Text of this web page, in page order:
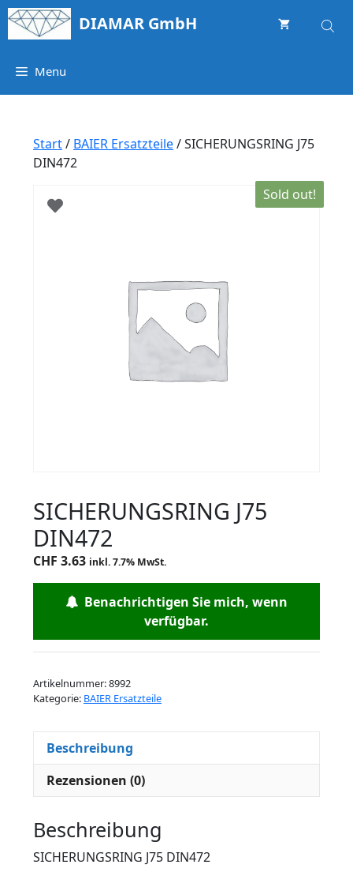
Springe
zum
DIAMAR GmbH
Menu
Start/ BAIER Ersatzteile/ SICHERUNGSRING J75
DIN472
Sold out!
SICHERUNGSRING J75
DIN472
CHF 3.63 inkl. 7.7% MwSt.
Benachrichtigen Sie mich, wenn
verfügbar.
Artikelnummer:8992
Kategorie: BAIER Ersatzteile
Beschreibung
Rezensionen (0)
Beschreibung
SICHERUNGSRING J75 DIN472